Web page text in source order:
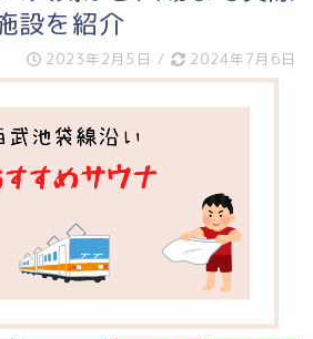
設を紹介
2023年2月5日 / 2024年7月6日